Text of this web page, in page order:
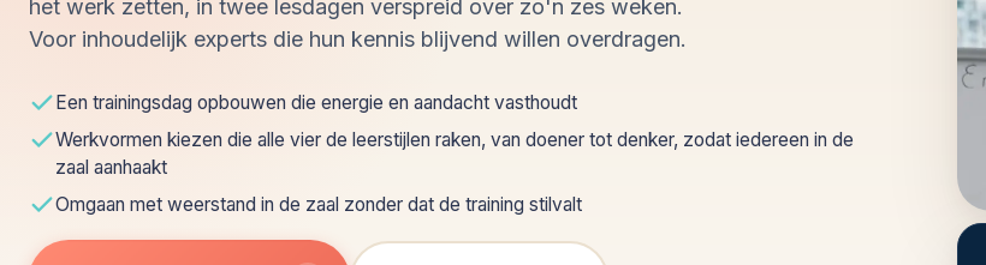
het werk zetten, in twee lesdagen verspreid over zo'n zes weken.
Voor inhoudelijk experts die hun kennis blijvend willen overdragen.
Een trainingsdag opbouwen die energie en aandacht vasthoudt
Werkvormen kiezen die alle vier de leerstijlen raken, van doener tot denker, zodat iedereen in de
zaal aanhaakt
Omgaan met weerstand in de zaal zonder dat de training stilvalt